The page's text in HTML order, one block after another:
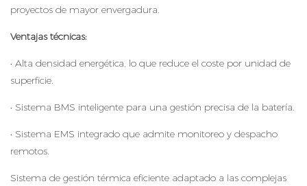
proyectos de mayor envergadura.
Ventajas técnicas:
• Alta densidad energética, lo que reduce el coste por unidad de
superficie.
• Sistema BMS inteligente para una gestión precisa de la batería.
• Sistema EMS integrado que admite monitoreo y despacho
remotos.
Sistema de gestión térmica eficiente adaptado a las complejas